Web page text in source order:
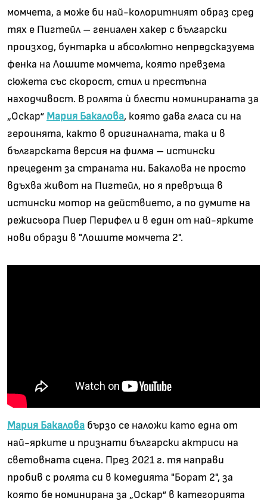
момчета, а може би най-колоритният образ сред
тях е Пигтейл – гениален хакер с български
произход, бунтарка и абсолютно непредсказуема
фенка на Лошите момчета, която превзема
сюжета със скорост, стил и престъпна
находчивост. В ролята ѝ блести номинираната за
„Оскар“ Мария Бакалова, която дава гласа си на
героинята, както в оригиналната, така и в
българската версия на филма – истински
прецедент за страната ни. Бакалова не просто
вдъхва живот на Пигтейл, но я превръща в
истински мотор на действието, а по думите на
режисьора Пиер Перифел и в един от най-ярките
нови образи в "Лошите момчета 2".
Мария Бакалова бързо се наложи като една от
най-ярките и признати български актриси на
световната сцена. През 2021 г. тя направи
пробив с ролята си в комедията "Борат 2", за
която бе номинирана за „Оскар“ в категорията